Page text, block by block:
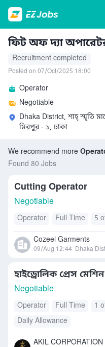
ফিট অফ দ্যা
Recruitment completed
Posted on 07/Oct/2025 18:00
Operator
Negotiable
Dhaka District, শাহ্‌ স্মৃতি
মিরপুর - ১, ঢাকা
We recommend more
Found 80 Jobs
Cutting Operator
Negotiable
Operator Full Time 5
Cozeel Garments
09/Aug 12:44 Dhaka
হাইড্রোলিক প্রেস
Negotiable
Operator Full Time 1
Daily Allowance
AKIL CORPORATION